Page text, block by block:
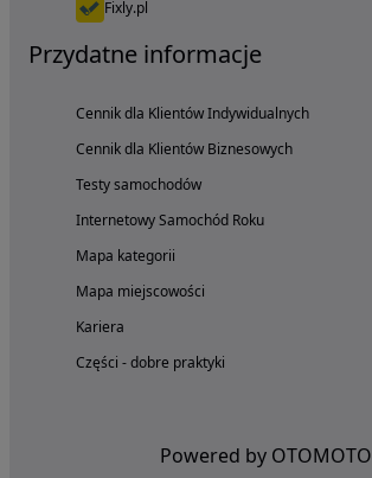
Fixly.pl
Przydatne informacje
Cennik dla Klientów Indywidualnych
Cennik dla Klientów Biznesowych
Testy samochodów
Internetowy Samochód Roku
Mapa kategorii
Mapa miejscowości
Kariera
Części - dobre praktyki
Powered by OTOMOTO